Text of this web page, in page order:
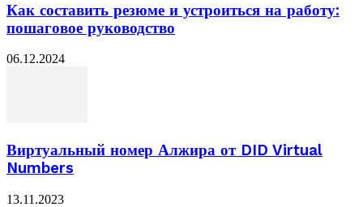
Как составить резюме и устроиться на работу:
пошаговое руководство
06.12.2024
Виртуальный номер Алжира от DID Virtual
Numbers
13.11.2023